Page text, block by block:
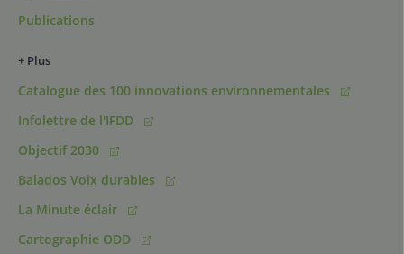
Publications
+ Plus
Catalogue des 100 innovations environnementales
Infolettre de l'IFDD
Objectif 2030
Balados Voix durables
La Minute éclair
Cartographie ODD